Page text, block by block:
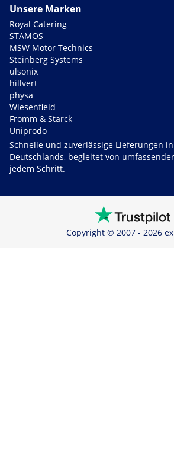
Unsere Marken
Royal Catering
STAMOS
MSW Motor Technics
Steinberg Systems
ulsonix
hillvert
physa
Wiesenfield
Fromm & Starck
Uniprodo
Schnelle und zuverlässige Lieferungen
Deutschlands, begleitet von
jedem Schritt.
Copyright © 2007 - 2026